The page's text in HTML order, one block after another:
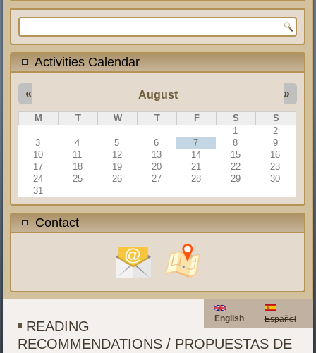
Search form
Activities Calendar
August
« »
M T W T F S
S
1
2
3
4 5 6 7 8
9
10
11 12 13 14 15
16
17
18 19 20 21 22
23
24
25 26 27 28 29
30
31
Contact
Español
English
READING
RECOMMENDATIONS / PROPUESTAS DE